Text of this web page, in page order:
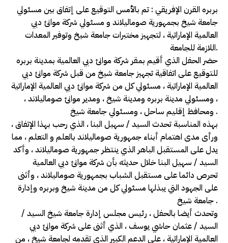
بربره القرن الإفريقي : تم بالأمس التوقيع على إتفاق بين مسئولي
جامعة شيخ بجمهورية صوماليلاند و مسئولي شركة موانئ دبي
العالمية الإماراتية ، لتجهيز مختبرات جامعة شيخ وتوفير المعدات
اللازمة للجامعة.
حضر الحفل الذي أقيم بمقر شركة موانئ دبي العالمية بمدينة بربره
للتوقيع على اتفاقية تجهيز جامعة شيخ من قبل شركة موانئ دبي
العالمية الإماراتية ، مسئولي كل من شركة موانئ دبي العالمية الإماراتية
، ومسئولي مدينة بربره ومدينة شيخ ، ومدير موانئ صوماليلاند ،
ومحافظ إقليم ساحل ، ومسئولي جامعة شيخ .
بهذه المناسبة تحدث السيد / سهيل البنا ، الذي رحب بهذا الإتفاق ،
ورأى مدى اهتمام أبناء جمهورية صوماليلاند بالعلم و التعلم ، مما
يدل على المستقبل الباهر الذي ينتظر جمهورية صوماليلاند ، وأكد
السيد / سهيل البنا خلال حديثه بأن شركة موانئ دبي العالمية
تحرص دائما على مستقبل الشباب بجمهورية صوماليلاند ، وأثنى
على الجهود التي يبذلها مسئولي كل من مدينة شيخ وبربره وإدارة
جامعة شيخ .
وتحدث أيضا بالحفل ، رئيس مجلس إدارة جامعة شيخ السيد /
السيد / عثمان حاشي يوسف ، الذي أثنى على شركة موانئ دبي
العالمية الإماراتية ، على الدعم الكبير الذي تقدمه لجامعة شيخ ، من